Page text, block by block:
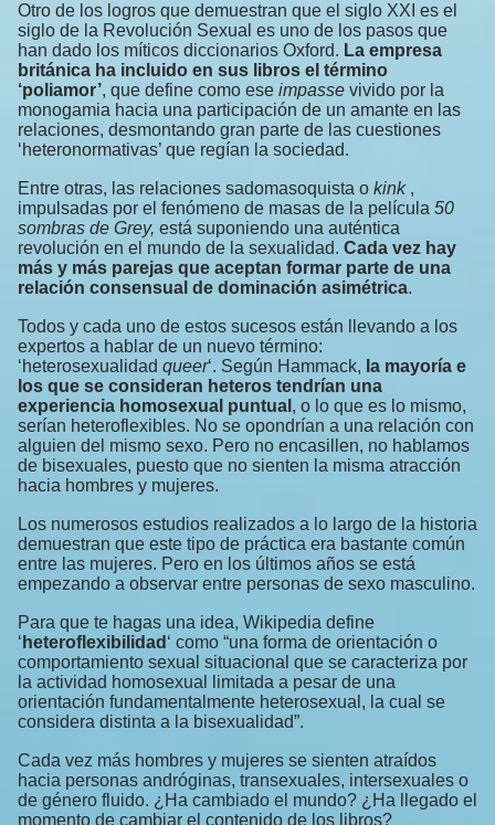
Otro de los logros que demuestran que el siglo XXI es el
siglo de la Revolución Sexual es uno de los pasos que
han dado los míticos diccionarios Oxford. La empresa
británica ha incluido en sus libros el término
‘poliamor’, que define como ese impasse vivido por la
monogamia hacia una participación de un amante en las
relaciones, desmontando gran parte de las cuestiones
‘heteronormativas’ que regían la sociedad.
Entre otras, las relaciones sadomasoquista o kink,
impulsadas por el fenómeno de masas de la película 50
sombras de Grey, está suponiendo una auténtica
revolución en el mundo de la sexualidad. Cada vez hay
más y más parejas que aceptan formar parte de una
relación consensual de dominación asimétrica.
Todos y cada uno de estos sucesos están llevando a los
expertos a hablar de un nuevo término:
‘heterosexualidad queer‘. Según Hammack, la mayoría e
los que se consideran heteros tendrían una
experiencia homosexual puntual , o lo que es lo mismo,
serían heteroflexibles. No se opondrían a una relación con
alguien del mismo sexo. Pero no encasillen, no hablamos
de bisexuales, puesto que no sienten la misma atracción
hacia hombres y mujeres.
Los numerosos estudios realizados a lo largo de la historia
demuestran que este tipo de práctica era bastante común
entre las mujeres. Pero en los últimos años se está
empezando a observar entre personas de sexo masculino.
Para que te hagas una idea, Wikipedia define
‘ heteroflexibilidad ‘ como “una forma de orientación o
comportamiento sexual situacional que se caracteriza por
la actividad homosexual limitada a pesar de una
orientación fundamentalmente heterosexual, la cual se
considera distinta a la bisexualidad”.
Cada vez más hombres y mujeres se sienten atraídos
hacia personas andróginas, transexuales, intersexuales o
de género fluido. ¿Ha cambiado el mundo? ¿Ha llegado el
momento de cambiar el contenido de los libros?